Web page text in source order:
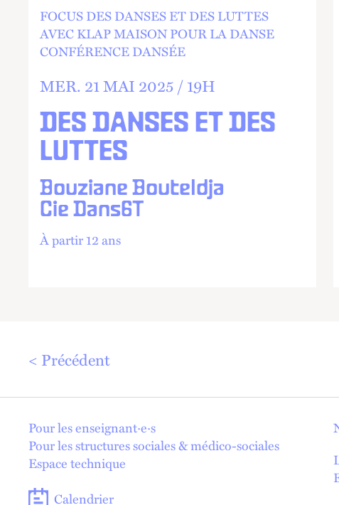
DES DANSES ET DES
LUTTES
Bouziane Bouteldja
Cie Dans6T
FOCUS DES DANSES ET DES LUTTES
AVEC KLAP MAISON POUR LA DANSE
CONFÉRENCE DANSÉE
MER. 21 MAI 2025 /19H
À partir 12 ans
Précédent
En 1 click !
Pour les enseignant·e·s
Pour les structures sociales & médico-sociales
Espace technique
Calendrier